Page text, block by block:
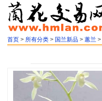
首页 > 所有分类 > 国兰新品 > 蕙兰 >